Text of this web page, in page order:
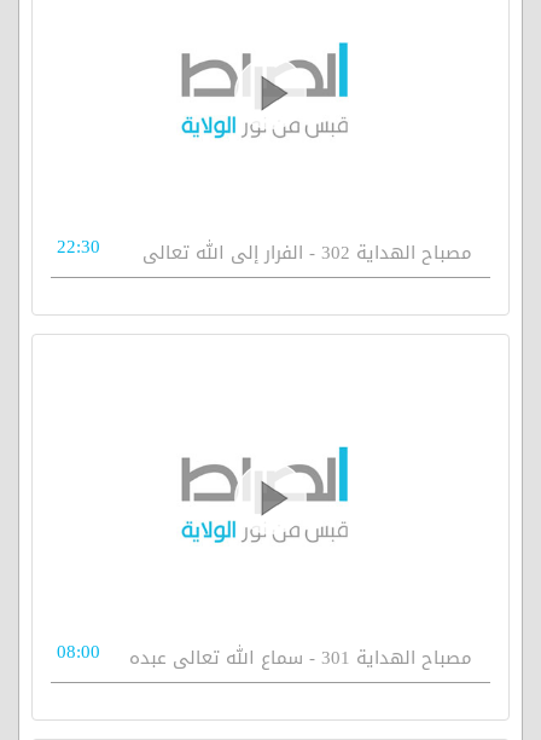
مصباح الهداية 302 - الفرار إلى الله تعالى 22:30
مصباح الهداية 301 - سماع الله تعالى عبده 08:00